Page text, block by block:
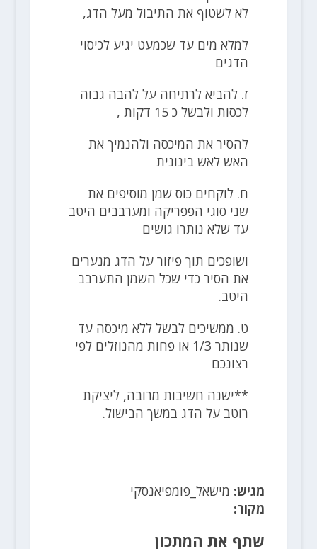
לא לשטוף את התיבול מעל הדג,
למלא מים עד שכמעט יגיע לכיסוי
הדגים
ז. להביא לרתיחה על להבה גבוה
לכסות ולבשל כ 15 דקות ,
להסיר את המיכסה ולהנמיך את
האש לאש בינונית
ח. לוקחים כוס שמן מוסיפים את
שני סוגי הפפריקה ומערבבים היטב
עד שלא נותרו גושים
ושופכים תוך פיזור על הדג מנערים
את הסיר כדי שכל השמן התערבב
היטב.
ט. ממשיכים לבשל ללא מיכסה עד
שנותר 1/3 או פחות מהנוזלים לפי
רצונכם
**ישנה חשיבות מרובה, ליציקת
רוטב על הדג במשך הבישול.
מגיש: מישאל_פומפיאנסקי
מקור:
שתף את המתכון